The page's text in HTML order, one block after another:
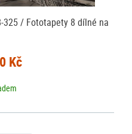
325 / Fototapety 8 dílné na
Kč